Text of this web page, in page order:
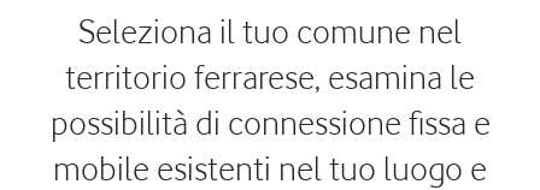
Seleziona il tuo comune nel
territorio ferrarese, esamina le
possibilità di connessione fissa e
mobile esistenti nel tuo luogo e